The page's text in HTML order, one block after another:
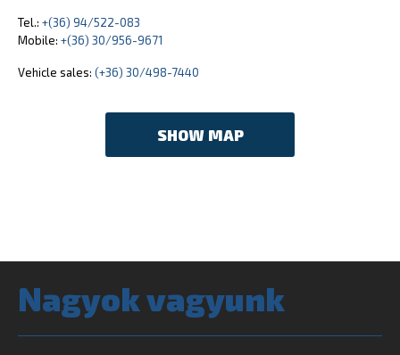
Tel.: +(36) 94/522-083
Mobile: +(36) 30/956-9671
Vehicle sales: (+36) 30/498-7440
SHOW MAP
Nagyok vagyunk